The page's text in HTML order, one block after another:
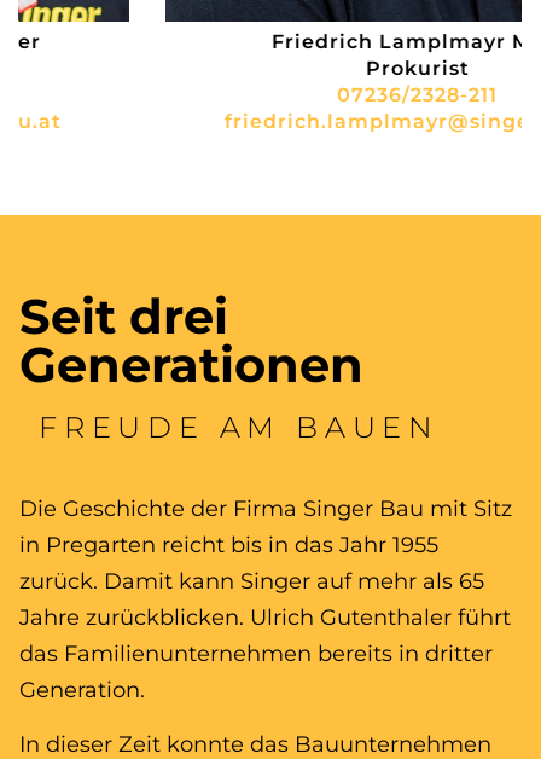
Friedrich Lamplmayr MBA
07236/2328-211
friedrich.lamplmayr@singerbau.at
Seit drei
Generationen
FREUDE AM BAUEN
Die Geschichte der Firma Singer Bau mit Sitz
in Pregarten reicht bis in das Jahr 1955
zurück. Damit kann Singer auf mehr als 65
Jahre zurückblicken. Ulrich Gutenthaler führt
das Familienunternehmen bereits in dritter
Generation.
In dieser Zeit konnte das Bauunternehmen